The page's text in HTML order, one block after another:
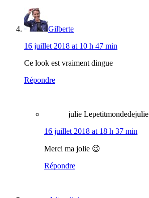
Gilberte
16 juillet 2018 at 10 h 47 min
Ce look est vraiment dingue
Répondre
julie Lepetitmondedejulie
16 juillet 2018 at 18 h 37 min
Merci ma jolie 😉
Répondre